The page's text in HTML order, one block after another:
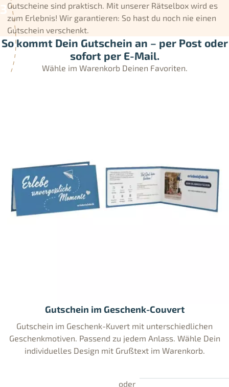
Gutscheine sind praktisch. Mit unserer Rätselbox wird es
zum Erlebnis! Wir garantieren: So hast du noch nie einen
Gutschein verschenkt.
So kommt Dein Gutschein an – per Post oder
sofort per E-Mail.
Wähle im Warenkorb Deinen Favoriten.
Gutschein im Geschenk-Couvert
Gutschein im Geschenk-Kuvert mit unterschiedlichen
Geschenkmotiven. Passend zu jedem Anlass. Wähle Dein
individuelles Design mit Grußtext im Warenkorb.